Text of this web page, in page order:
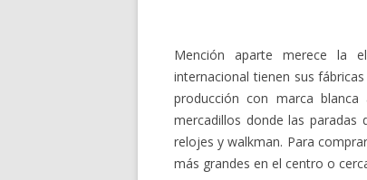
Mención aparte merece la
internacional tienen sus
producción con marca
mercadillos donde las paradas
relojes y walkman. Para
más grandes en el centro o